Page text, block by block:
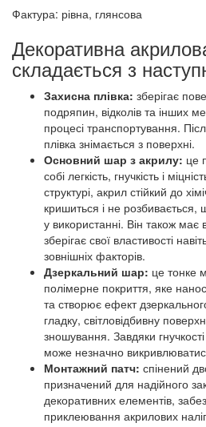
Фактура: рівна, глянсова
Декоративна
складається з
Захисна плівка: зберігає
подряпин, відколів та інших
процесі транспортування.
плівка знімається з поверхні.
Основний шар з акрилу: це
собі легкість, гнучкість і
структурі, акрил стійкий до
кришиться і не
у використанні. Він також має
зберігає свої властивості
зовнішніх факторів.
Дзеркальний шар: це тонке
полімерне покриття, яке
та створює ефект
гладку, світловідбивну
зношування. Завдяки
може незначно
Монтажний патч: спінений
призначений для надійного
декоративних елементів,
приклеювання акрилових